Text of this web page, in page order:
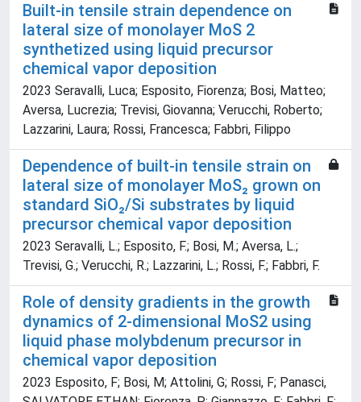
Built-in tensile strain dependence on
lateral size of monolayer MoS 2
synthetized using liquid precursor
chemical vapor deposition
2023 Seravalli, Luca; Esposito, Fiorenza; Bosi, Matteo;
Aversa, Lucrezia; Trevisi, Giovanna; Verucchi, Roberto;
Lazzarini, Laura; Rossi, Francesca; Fabbri, Filippo
Dependence of built-in tensile strain on
lateral size of monolayer MoS₂ grown on
standard SiO₂/Si substrates by liquid
precursor chemical vapor deposition
2023 Seravalli, L.; Esposito, F.; Bosi, M.; Aversa, L.;
Trevisi, G.; Verucchi, R.; Lazzarini, L.; Rossi, F.; Fabbri, F.
Role of density gradients in the growth
dynamics of 2-dimensional MoS2 using
liquid phase molybdenum precursor in
chemical vapor deposition
2023 Esposito, F; Bosi, M; Attolini, G; Rossi, F; Panasci,